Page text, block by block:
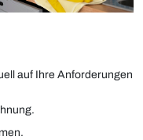
auf Ihre Anforderungen